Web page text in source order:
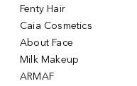
Fenty Hair
Caia Cosmetics
About Face
Milk Makeup
ARMAF